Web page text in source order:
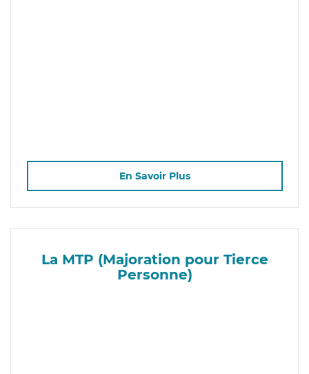
En Savoir Plus
La MTP (Majoration pour Tierce
Personne)